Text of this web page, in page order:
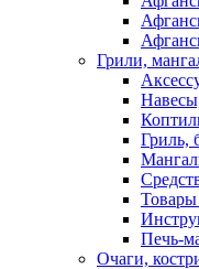
Грили,
Гриль,
Товары
Печь-
Очаги,